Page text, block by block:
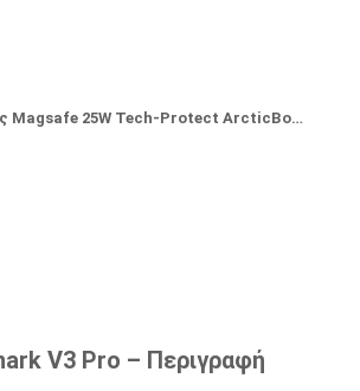
Φορτιστής Magsafe 25W Tech-Protect ArcticBoost A51 (Λευκό)
V3 Pro – Περιγραφή